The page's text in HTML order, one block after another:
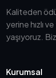
Kaliteden
yerine hızlı
yaşıyoruz.
Kurumsal